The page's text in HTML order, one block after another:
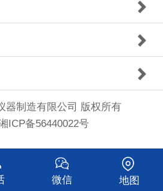
器制造有限公司 版权所有
ICP备56440022号
微信 地图